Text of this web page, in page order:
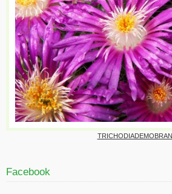
TRICHODIADEMOBRANÍ
Facebook